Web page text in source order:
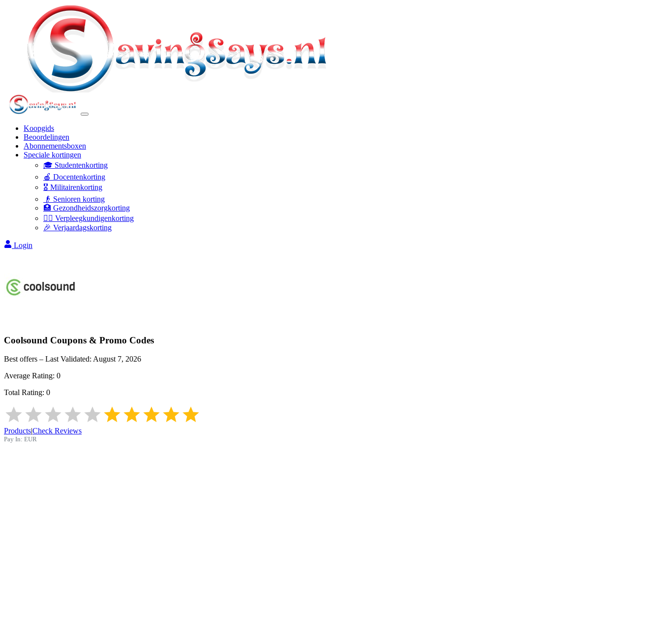
Koopgids
Beoordelingen
Abonnementsboxen
Speciale kortingen
🎓 Studentenkorting
🍎 Docentenkorting
🎖️ Militairenkorting
👴 Senioren korting
🏥 Gezondheidszorgkorting
👩‍⚕️ Verpleegkundigenkorting
🎉 Verjaardagskorting
Login
Coolsound Coupons & Promo Codes
Best offers – Last Validated: August 7, 2026
Average Rating: 0
Total Rating: 0
Products|Check Reviews
Pay In: EUR